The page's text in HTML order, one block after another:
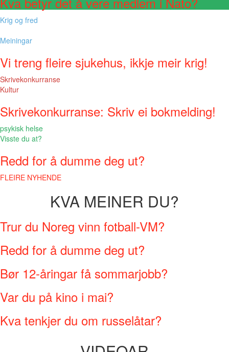
Krig og fred
Meiningar
Vi treng fleire sjukehus, ikkje meir krig!
Skrivekonkurranse
Kultur
Skrivekonkurranse: Skriv ei bokmelding!
psykisk helse
Visste du at?
Redd for å dumme deg ut?
FLEIRE NYHENDE
KVA MEINER DU?
Trur du Noreg vinn fotball-VM?
Redd for å dumme deg ut?
Bør 12-åringar få sommarjobb?
Var du på kino i mai?
Kva tenkjer du om russelåtar?